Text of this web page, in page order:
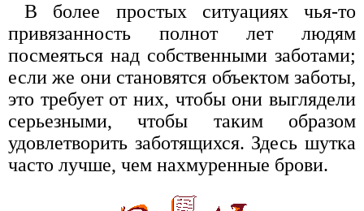
В более простых ситуациях чья-то
привязанность полнот лет людям
посмеяться над собственными заботами;
если же они становятся объектом заботы,
это требует от них, чтобы они выглядели
серьезными, чтобы таким образом
удовлетворить заботящихся. Здесь шутка
часто лучше, чем нахмуренные брови.